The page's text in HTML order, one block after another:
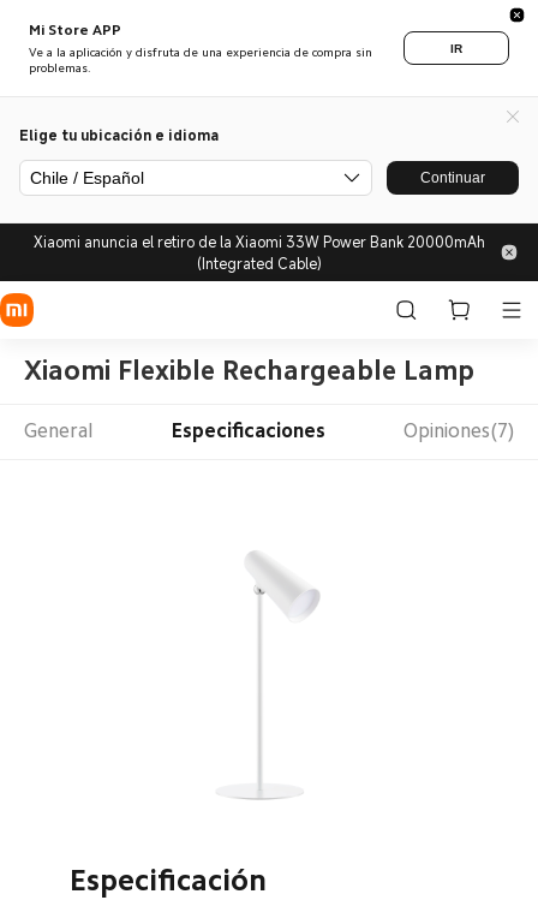
Mi Store APP
Ve a la aplicación y disfruta de una experiencia de compra sin
problemas.
IR
Elige tu ubicación e idioma
Chile / Español Continuar
Xiaomi anuncia el retiro de la Xiaomi 33W Power Bank 20000mAh
(Integrated Cable)
Xiaomi Flexible Rechargeable Lamp
General Especificaciones Opiniones(7)
Especificación